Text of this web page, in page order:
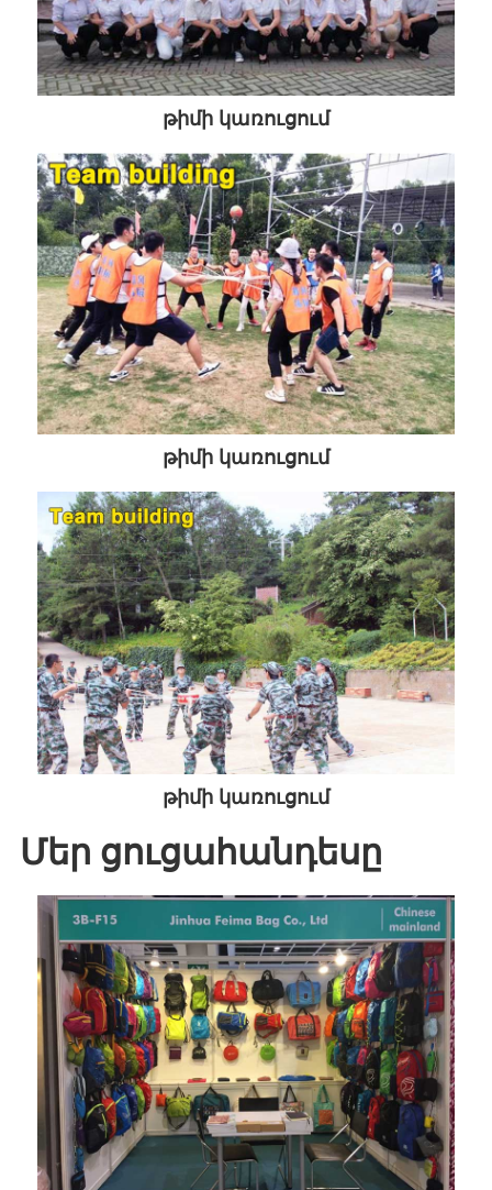
թիմի կառուցում
թիմի կառուցում
թիմի կառուցում
Մեր ցուցահանդեսը